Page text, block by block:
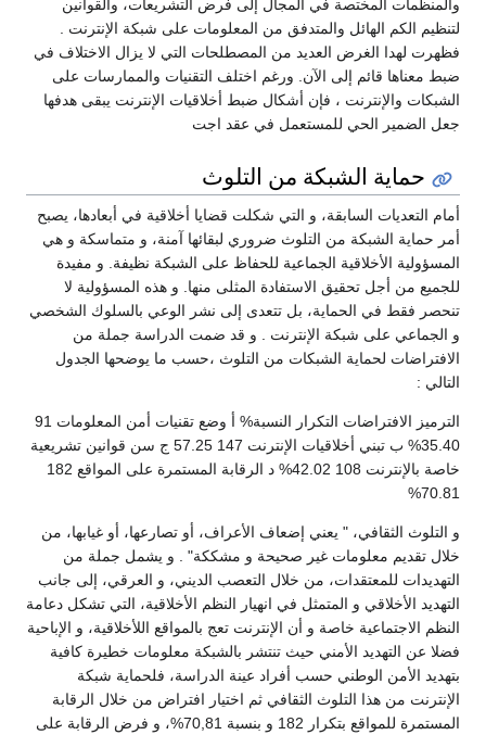
والمنظمات المختصة في المجال إلى فرض التشريعات، والقوانين
لتنظيم الكم الهائل والمتدفق من المعلومات على شبكة الإنترنت .
فظهرت لهدا الغرض العديد من المصطلحات التي لا يزال الاختلاف في
ضبط معناها قائم إلى الآن. ورغم اختلف التقنيات والممارسات على
الشبكات والإنترنت ، فإن أشكال ضبط أخلاقيات الإنترنت يبقى هدفها
جعل الضمير الحي للمستعمل في عقد اجت
حماية الشبكة من التلوث
أمام التعديات السابقة، و التي شكلت قضايا أخلاقية في أبعادها، يصبح
أمر حماية الشبكة من التلوث ضروري لبقائها آمنة، و متماسكة و هي
المسؤولية الأخلاقية الجماعية للحفاظ على الشبكة نظيفة. و مفيدة
للجميع من أجل تحقيق الاستفادة المثلى منها. و هذه المسؤولية لا
تنحصر فقط في الحماية، بل تتعدى إلى نشر الوعي بالسلوك الشخصي
و الجماعي على شبكة الإنترنت . و قد ضمت الدراسة جملة من
الافتراضات لحماية الشبكات من التلوث ،حسب ما يوضحها الجدول
التالي :
الترميز الافتراضات التكرار النسبة% أ وضع تقنيات أمن المعلومات 91
35.40% ب تبني أخلاقيات الإنترنت 147 57.25 ج سن قوانين تشريعية
خاصة بالإنترنت 108 42.02% د الرقابة المستمرة على المواقع 182
70.81%
و التلوث الثقافي، " يعني إضعاف الأعراف، أو تصارعها، أو غيابها، من
خلال تقديم معلومات غير صحيحة و مشككة" . و يشمل جملة من
التهديدات للمعتقدات، من خلال التعصب الديني، و العرقي، إلى جانب
التهديد الأخلاقي و المتمثل في انهيار النظم الأخلاقية، التي تشكل دعامة
النظم الاجتماعية خاصة و أن الإنترنت تعج بالمواقع اللأخلاقية، و الإباحية
فضلا عن التهديد الأمني حيث تنتشر بالشبكة معلومات خطيرة كافية
بتهديد الأمن الوطني حسب أفراد عينة الدراسة، فلحماية شبكة
الإنترنت من هذا التلوث الثقافي ثم اختيار افتراض من خلال الرقابة
المستمرة للمواقع بتكرار 182 و بنسبة 70,81%، و فرض الرقابة على